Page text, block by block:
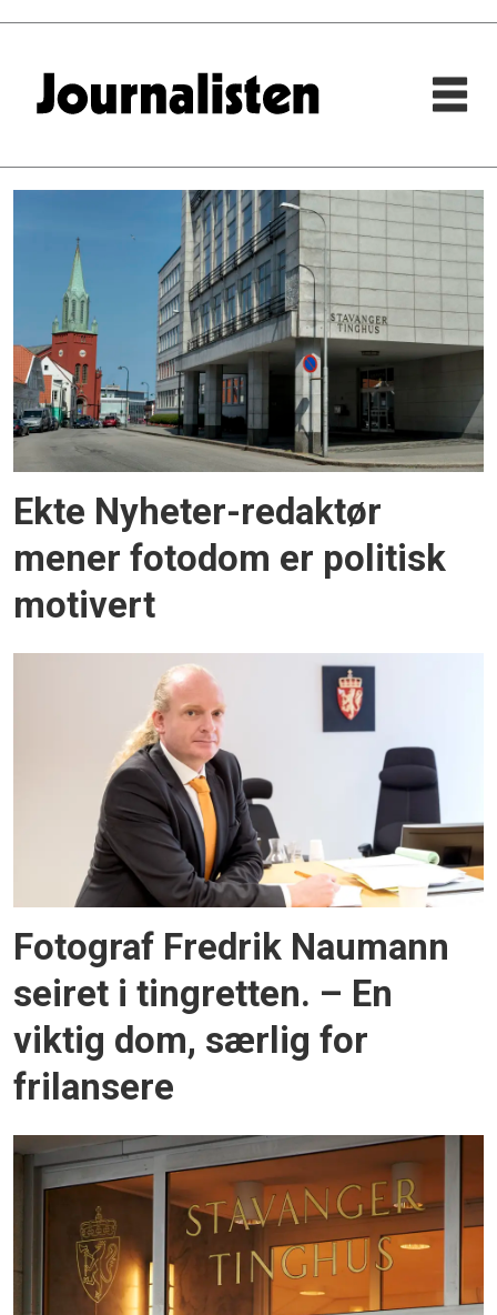
Tag:
ekte
nyheter
Ekte Nyheter-redaktør
mener fotodom er politisk
motivert
Fotograf Fredrik Naumann
seiret i tingretten. – En
viktig dom, særlig for
frilansere